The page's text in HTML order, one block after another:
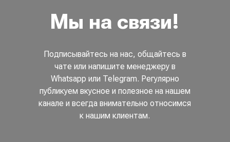
Мы на связи!
Подписывайтесь на нас, общайтесь в
чате или напишите менеджеру в
Whatsapp или Telegram. Регулярно
публикуем вкусное и полезное на нашем
канале и всегда внимательно относимся
к нашим клиентам.